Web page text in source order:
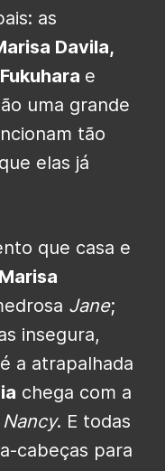
as
Davila,
e
uma grande
tão
elas já
que casa e
Marisa
Jane;
insegura,
é a atrapalhada
chega com a
Nancy. E todas
cabeças para